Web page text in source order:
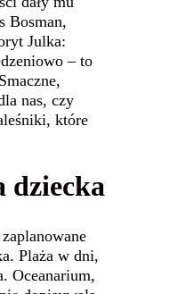
Bosman,
Julka:
– to
nas, czy
które
dziecka
Plaża w dni,
Oceanarium,